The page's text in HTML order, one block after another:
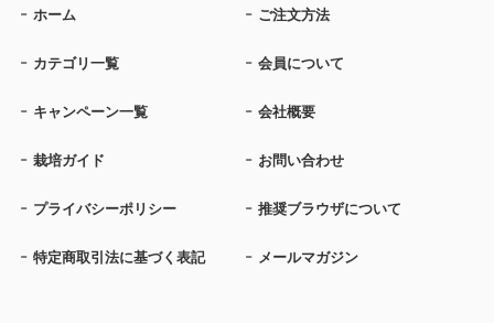
ホーム ご注文方法
カテゴリ一覧 会員について
キャンペーン一覧 会社概要
栽培ガイド お問い合わせ
プライバシーポリシー 推奨ブラウザについて
特定商取引法に基づく表記 メールマガジン